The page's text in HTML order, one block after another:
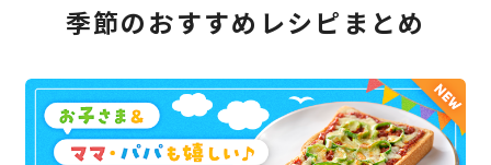
季節のおすすめレシピまとめ